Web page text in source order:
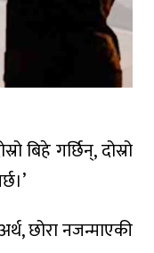
बिहे गर्छिन्, दोस्रो
छोरा नजन्माएकी